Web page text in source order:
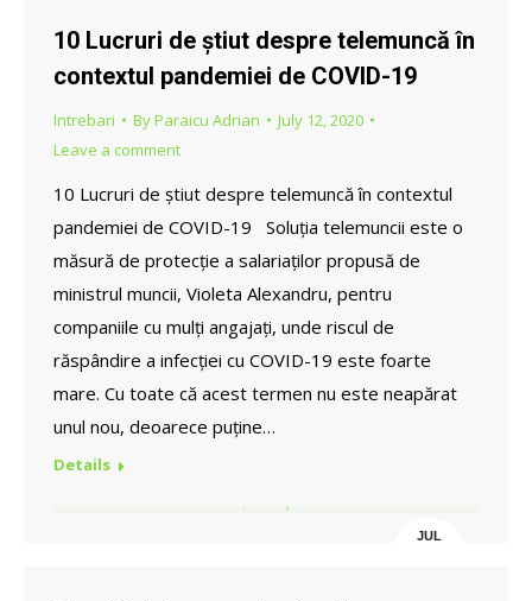
10 Lucruri de știut despre telemuncă în
contextul pandemiei de COVID-19
Intrebari ByParaicu Adrian
July 12, 2020
Leave a comment
10 Lucruri de știut despre telemuncă în contextul
pandemiei de COVID-19 Soluția telemuncii este o
măsură de protecție a salariaților propusă de
ministrul muncii, Violeta Alexandru, pentru
companiile cu mulți angajați, unde riscul de
răspândire a infecției cu COVID-19 este foarte
mare. Cu toate că acest termen nu este neapărat
unul nou, deoarece puține…
Details
JUL